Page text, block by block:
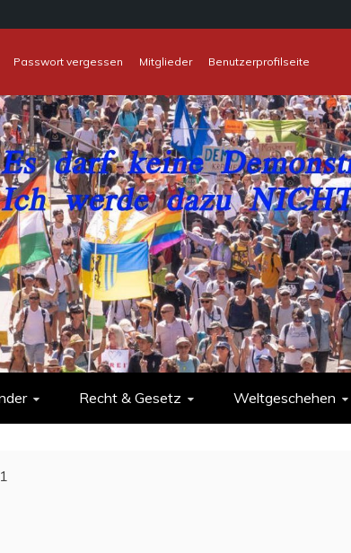
Passwort vergessen Mitglieder
Benutzerprofilseite
Recht & Gesetz Weltgeschehen